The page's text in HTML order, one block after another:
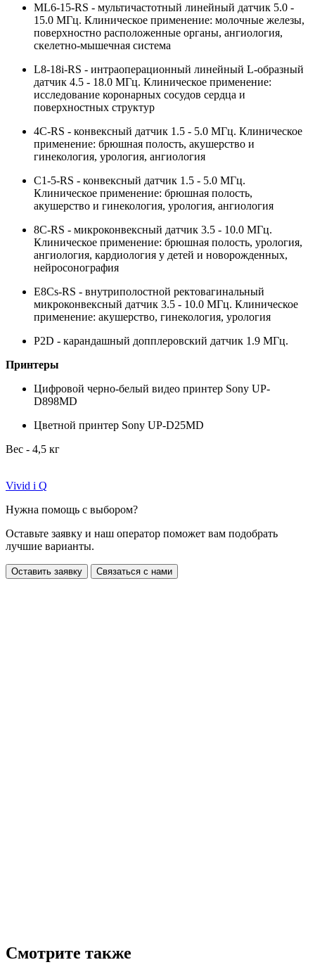
ML6-15-RS - мультичастотный линейный датчик 5.0 -
15.0 МГц. Клиническое применение: молочные железы,
поверхностно расположенные органы, ангиология,
скелетно-мышечная система
L8-18i-RS - интраоперационный линейный L-образный
датчик 4.5 - 18.0 МГц. Клиническое применение:
исследование коронарных сосудов сердца и
поверхностных структур
4C-RS - конвексный датчик 1.5 - 5.0 МГц. Клиническое
применение: брюшная полость, акушерство и
гинекология, урология, ангиология
C1-5-RS - конвексный датчик 1.5 - 5.0 МГц.
Клиническое применение: брюшная полость,
акушерство и гинекология, урология, ангиология
8C-RS - микроконвексный датчик 3.5 - 10.0 МГц.
Клиническое применение: брюшная полость, урология,
ангиология, кардиология у детей и новорожденных,
нейросонография
E8Cs-RS - внутриполостной ректовагинальный
микроконвексный датчик 3.5 - 10.0 МГц. Клиническое
применение: акушерство, гинекология, урология
P2D - карандашный допплеровский датчик 1.9 МГц.
Принтеры
Цифровой черно-белый видео принтер Sony UP-
D898MD
Цветной принтер Sony UP-D25MD
Вес - 4,5 кг
Vivid i Q
Нужна помощь с выбором?
Оставьте заявку и наш оператор поможет вам подобрать
лучшие варианты.
Оставить заявку Связаться с нами
Смотрите также